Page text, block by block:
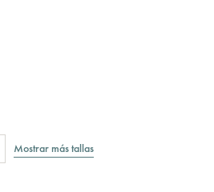
Mostrar más tallas